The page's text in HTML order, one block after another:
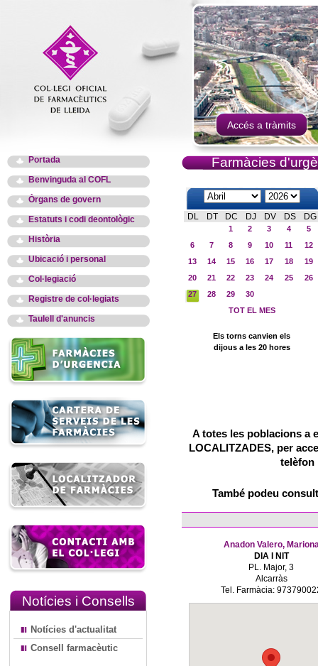
Accés a tràmits
Portada
Benvinguda al COFL
Òrgans de govern
Estatuts i codi deontològic
Història
Ubicació i personal
Col·legiació
Registre de col·legiats
Taulell d'anuncis
Notícies i Consells
Notícies d'actualitat
Consell farmacèutic
Farmàcies
DL DT DC DJ DV DS DG
1 2 3 4
5
6
7 8 9 10 11
12
13
14 15 16 17 18
19
20
21 22 23 24 25
26
27
28 29
30
TOT EL MES
Els torns canvien els
dijous a les 20 hores
A totes les poblacions a
LOCALITZADES, per
telèfon
També podeu
Anadon Valero,
DIA I NIT
PL. Major, 3
Alcarràs
Tel. Farmàcia: